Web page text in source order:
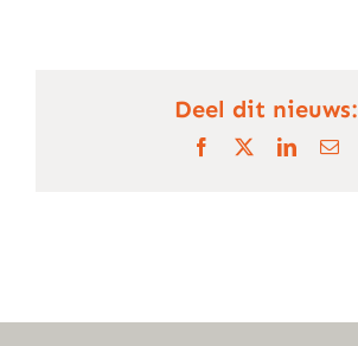
Deel dit nieuws:
Facebook LinkedIn
E-